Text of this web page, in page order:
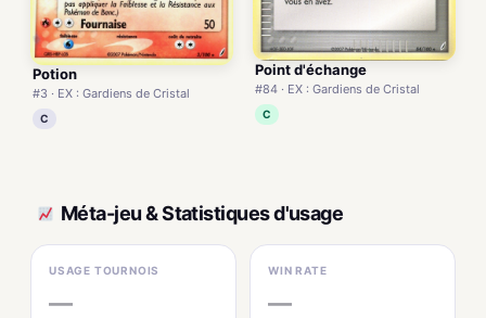
Potion
#3 · EX : Gardiens de Cristal
C
Point d'échange
#84 · EX : Gardiens de Cristal
C
Méta-jeu & Statistiques d'usage
USAGE TOURNOIS
—
WIN RATE
—